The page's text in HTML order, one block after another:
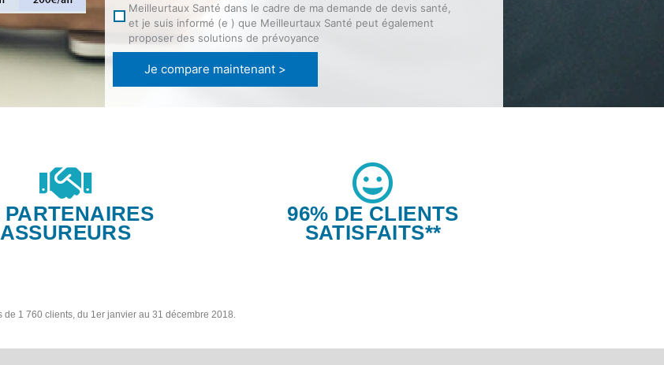
Meilleurtaux Santé dans le cadre de ma demande de devis santé,
et je suis informé (e ) que Meilleurtaux Santé peut également
proposer des solutions de prévoyance
Je compare maintenant >
PARTENAIRES
ASSUREURS
96% DE CLIENTS
SATISFAITS**
1 760 clients, du 1er janvier au 31 décembre 2018.